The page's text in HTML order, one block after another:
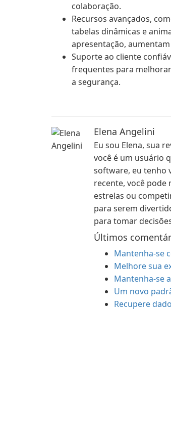
colaboração.
Recursos avançados,
tabelas dinâmicas e
apresentação,
Suporte ao cliente
frequentes para
a segurança.
Elena Angelini
Eu sou Elena, sua
você é um usuário
software, eu tenho
recente, você
estrelas ou
para serem
para tomar
Últimos
Mantenha-se
Melhore sua
Mantenha-se
Um novo
Recupere